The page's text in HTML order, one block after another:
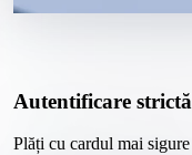
Autentificare strictă
Plăți cu cardul mai sigure